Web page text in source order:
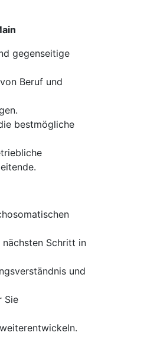
gegenseitige
Beruf und
bestmögliche
Schritt in
und
Sie